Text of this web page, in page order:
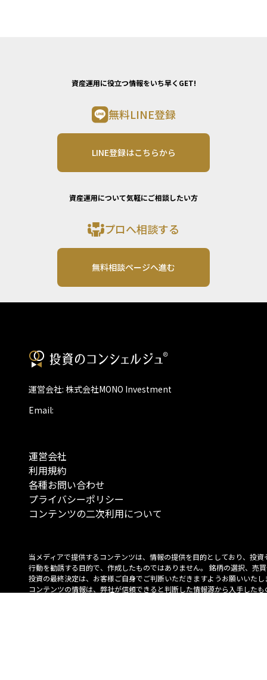
資産運用に役立つ情報をいち早くGET!
無料LINE登録
LINE登録はこちらから
資産運用について気軽にご相談したい方
プロへ相談する
無料相談ページへ進む
運営会社: 株式会社MONO Investment
Email:
運営会社
利用規約
各種お問い合わせ
プライバシーポリシー
コンテンツの二次利用について
当メディアで提供するコンテンツは、情報の提供を目的としており、投資
行動を勧誘する目的で、作成したものではありません。 銘柄の選択、売
投資の最終決定は、お客様ご自身でご判断いただきますようお願いいたし
コンテンツの情報は、弊社が信頼できると判断した情報源から入手したも